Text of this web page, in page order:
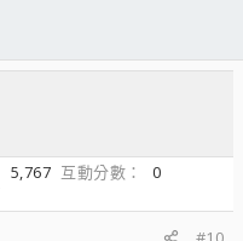
5,767 互動分數
0